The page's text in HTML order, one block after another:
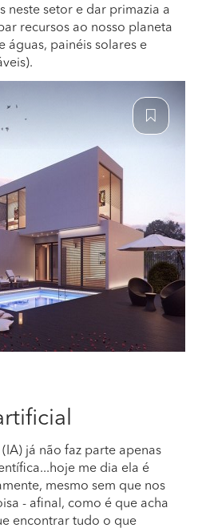
neste setor e dar primazia a
recursos ao nosso planeta
águas, painéis solares e
já não faz parte apenas
me dia ela é
mesmo sem que nos
- afinal, como é que acha
encontrar tudo o que